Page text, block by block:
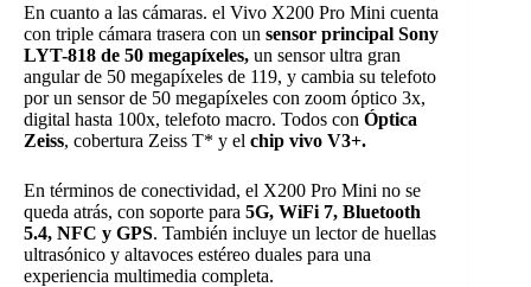
En cuanto a las cámaras. el Vivo X200 Pro Mini cuenta
con triple cámara trasera con un sensor principal Sony
LYT-818 de 50 megapíxeles, un sensor ultra gran
angular de 50 megapíxeles de 119, y cambia su telefoto
por un sensor de 50 megapíxeles con zoom óptico 3x,
digital hasta 100x, telefoto macro. Todos con Óptica
Zeiss, cobertura Zeiss T* y el chip vivo V3+.
En términos de conectividad, el X200 Pro Mini no se
queda atrás, con soporte para 5G, WiFi 7, Bluetooth
5.4, NFC y GPS. También incluye un lector de huellas
ultrasónico y altavoces estéreo duales para una
experiencia multimedia completa.